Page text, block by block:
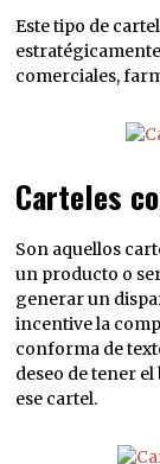
Este tipo de
comerciales,
Carteles
Son aquellos
un producto o
generar un
incentive la
conforma de
deseo de tener
ese cartel.